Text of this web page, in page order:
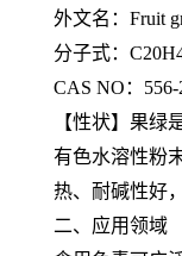
外文名：Fruit
分子式：
CAS NO：556-
【性状】果绿
有色水溶性粉
热、耐碱性好
二、应用领域